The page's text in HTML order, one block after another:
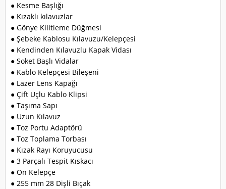
● Kesme Başlığı
● Kızaklı kılavuzlar
● Gönye Kilitleme Düğmesi
● Şebeke Kablosu Kılavuzu/Kelepçesi
● Kendinden Kılavuzlu Kapak Vidası
● Soket Başlı Vidalar
● Kablo Kelepçesi Bileşeni
● Lazer Lens Kapağı
● Çift Uçlu Kablo Klipsi
● Taşıma Sapı
● Uzun Kılavuz
● Toz Portu Adaptörü
● Toz Toplama Torbası
● Kızak Rayı Koruyucusu
● 3 Parçalı Tespit Kıskacı
● Ön Kelepçe
● 255 mm 28 Dişli Bıçak